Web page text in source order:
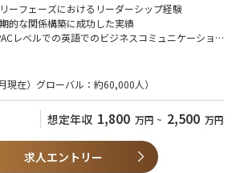
/組織戦略立案に関与でき、経営レイヤーと並走す
リード
プロジェクトなど、社会的インパクトの大きい案
次世代リーダー育成やチーム拡大にも寄与できる
へのアプローチ
推進
場におけるBusiness Applications領域の統括責任
ーションを対象に事業戦略の策定・実行を担って
）および関連アプリケーション
）
財務目標の達成に向けた戦略立案と実行、品質管
ややグロースマーケットのリーダーと連携し、持
めの施策を推進します。
ーフェーズにおけるリーダーシップ経験
的な関係構築に成功した実績
レベルでの英語でのビジネスコミュニケーショ
持ちでなくとも、オンプレミスのERP製品や他メ
が最適なのか」を業務・基盤双方の観点から語
・IT課題の本質に踏み込み価値を訴求できるタイ
現在）グローバル：約60,000人）
想定年収 1,800 万円 ~ 2,500 万円
求人エントリー